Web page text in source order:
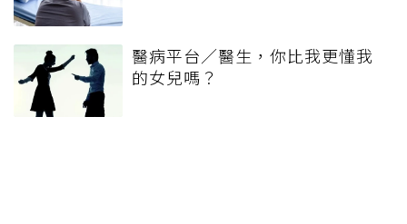
醫病平台／醫生，你比我更懂我
的女兒嗎？